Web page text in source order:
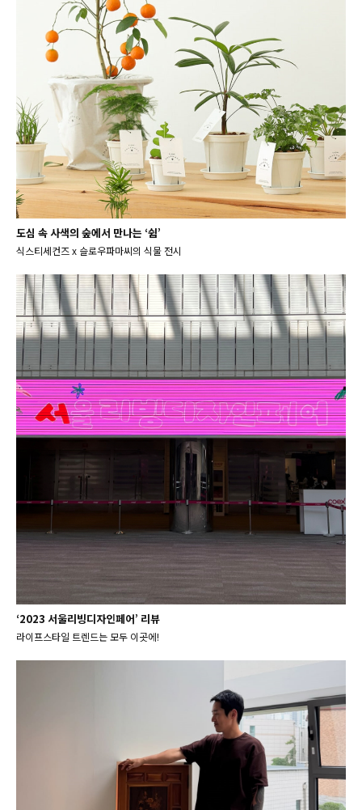
도심 속 사색의 숲에서 만나는 ‘쉼’
식스티세컨즈 x 슬로우파마씨의 식물 전시
‘2023 서울리빙디자인페어’ 리뷰
라이프스타일 트렌드는 모두 이곳에!